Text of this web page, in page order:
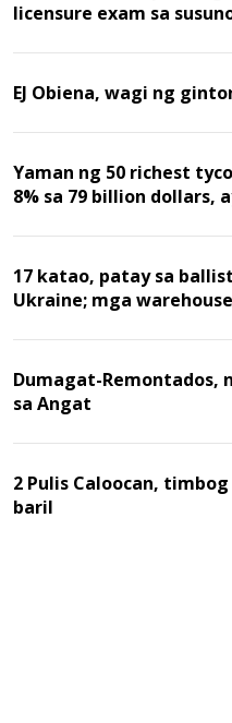
licensure exam sa
EJ Obiena, wagi ng
Yaman ng 50 richest
8% sa 79 billion dollars,
17 katao, patay sa
Ukraine; mga
Dumagat-Remontados,
sa Angat
2 Pulis Caloocan,
baril